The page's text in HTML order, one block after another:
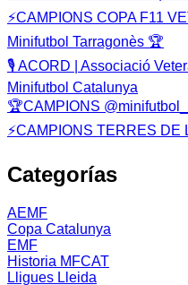
⚡️CAMPIONS COPA F11
Minifutbol Tarragonès 🏆
🎙️ ACORD | Associació
Minifutbol Catalunya
🏆CAMPIONS
⚡CAMPIONS TERRES DE
Categorías
AEMF
Copa Catalunya
EMF
Historia MFCAT
Lligues Lleida